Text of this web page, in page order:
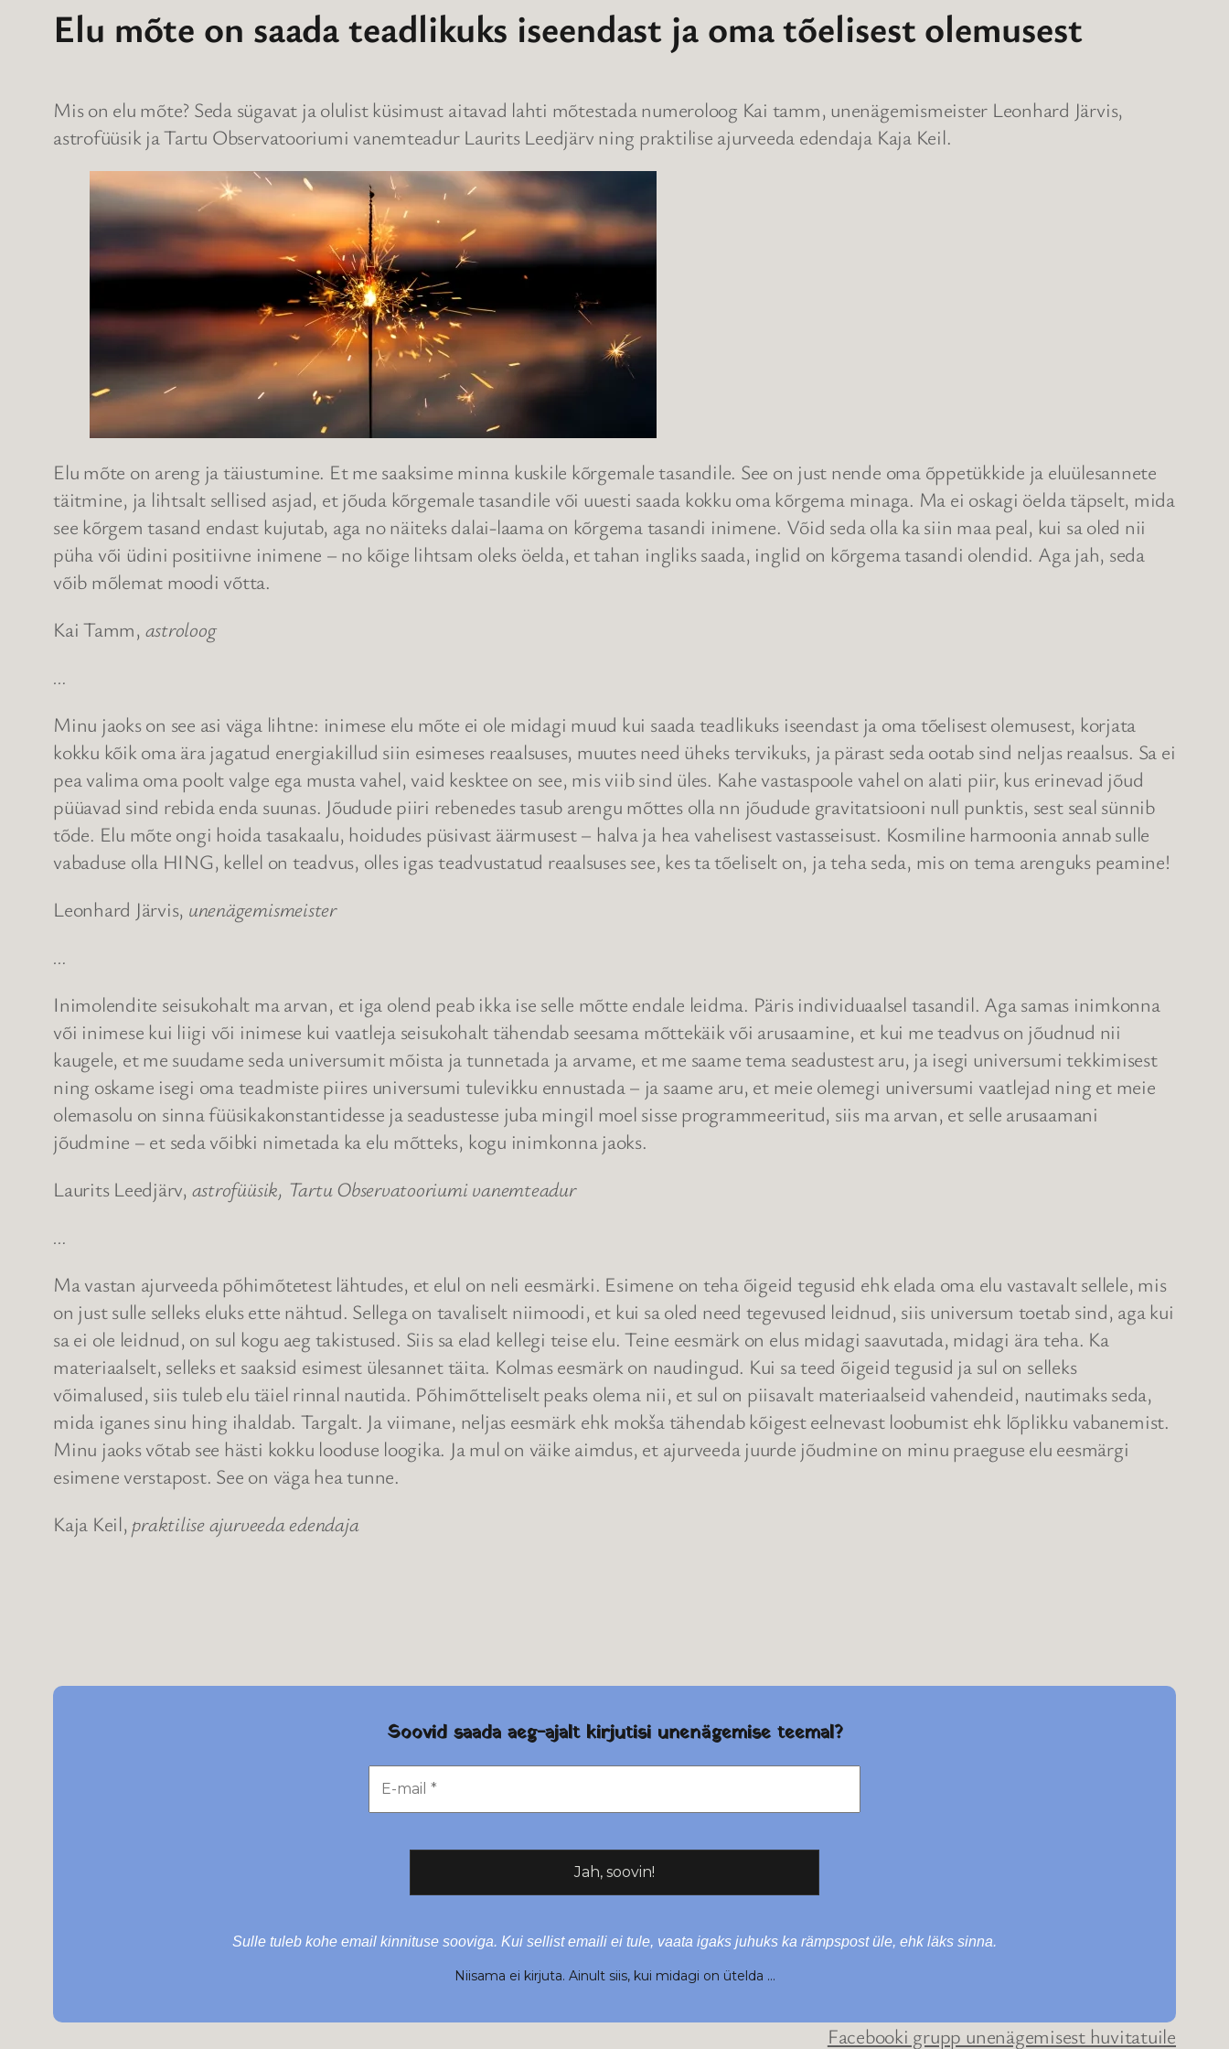
Elu mõte on saada teadlikuks iseendast ja oma tõelisest olemusest
Mis on elu mõte? Seda sügavat ja olulist küsimust aitavad lahti mõtestada numeroloog Kai tamm, unenägemismeister Leonhard Järvis,
astrofüüsik ja Tartu Observatooriumi vanemteadur Laurits Leedjärv ning praktilise ajurveeda edendaja Kaja Keil.
Elu mõte on areng ja täiustumine. Et me saaksime minna kuskile kõrgemale tasandile. See on just nende oma õppetükkide ja eluülesannete
täitmine, ja lihtsalt sellised asjad, et jõuda kõrgemale tasandile või uuesti saada kokku oma kõrgema minaga. Ma ei oskagi öelda täpselt, mida
see kõrgem tasand endast kujutab, aga no näiteks dalai-laama on kõrgema tasandi inimene. Võid seda olla ka siin maa peal, kui sa oled nii
püha või üdini positiivne inimene – no kõige lihtsam oleks öelda, et tahan ingliks saada, inglid on kõrgema tasandi olendid. Aga jah, seda
võib mõlemat moodi võtta.
Kai Tamm, astroloog
…
Minu jaoks on see asi väga lihtne: inimese elu mõte ei ole midagi muud kui saada teadlikuks iseendast ja oma tõelisest olemusest, korjata
kokku kõik oma ära jagatud energiakillud siin esimeses reaalsuses, muutes need üheks tervikuks, ja pärast seda ootab sind neljas reaalsus. Sa ei
pea valima oma poolt valge ega musta vahel, vaid kesktee on see, mis viib sind üles. Kahe vastaspoole vahel on alati piir, kus erinevad jõud
püüavad sind rebida enda suunas. Jõudude piiri rebenedes tasub arengu mõttes olla nn jõudude gravitatsiooni null punktis, sest seal sünnib
tõde. Elu mõte ongi hoida tasakaalu, hoidudes püsivast äärmusest – halva ja hea vahelisest vastasseisust. Kosmiline harmoonia annab sulle
vabaduse olla HING, kellel on teadvus, olles igas teadvustatud reaalsuses see, kes ta tõeliselt on, ja teha seda, mis on tema arenguks peamine!
Leonhard Järvis, unenägemismeister
…
Inimolendite seisukohalt ma arvan, et iga olend peab ikka ise selle mõtte endale leidma. Päris individuaalsel tasandil. Aga samas inimkonna
või inimese kui liigi või inimese kui vaatleja seisukohalt tähendab seesama mõttekäik või arusaamine, et kui me teadvus on jõudnud nii
kaugele, et me suudame seda universumit mõista ja tunnetada ja arvame, et me saame tema seadustest aru, ja isegi universumi tekkimisest
ning oskame isegi oma teadmiste piires universumi tulevikku ennustada – ja saame aru, et meie olemegi universumi vaatlejad ning et meie
olemasolu on sinna füüsikakonstantidesse ja seadustesse juba mingil moel sisse programmeeritud, siis ma arvan, et selle arusaamani
jõudmine – et seda võibki nimetada ka elu mõtteks, kogu inimkonna jaoks.
Laurits Leedjärv, astrofüüsik, Tartu Observatooriumi vanemteadur
…
Ma vastan ajurveeda põhimõtetest lähtudes, et elul on neli eesmärki. Esimene on teha õigeid tegusid ehk elada oma elu vastavalt sellele, mis
on just sulle selleks eluks ette nähtud. Sellega on tavaliselt niimoodi, et kui sa oled need tegevused leidnud, siis universum toetab sind, aga kui
sa ei ole leidnud, on sul kogu aeg takistused. Siis sa elad kellegi teise elu. Teine eesmärk on elus midagi saavutada, midagi ära teha. Ka
materiaalselt, selleks et saaksid esimest ülesannet täita. Kolmas eesmärk on naudingud. Kui sa teed õigeid tegusid ja sul on selleks
võimalused, siis tuleb elu täiel rinnal nautida. Põhimõtteliselt peaks olema nii, et sul on piisavalt materiaalseid vahendeid, nautimaks seda,
mida iganes sinu hing ihaldab. Targalt. Ja viimane, neljas eesmärk ehk mokša tähendab kõigest eelnevast loobumist ehk lõplikku vabanemist.
Minu jaoks võtab see hästi kokku looduse loogika. Ja mul on väike aimdus, et ajurveeda juurde jõudmine on minu praeguse elu eesmärgi
esimene verstapost. See on väga hea tunne.
Kaja Keil, praktilise ajurveeda edendaja
Soovid saada aeg-ajalt kirjutisi unenägemise teemal?
Sulle tuleb kohe email kinnituse sooviga. Kui sellist emaili ei tule, vaata igaks juhuks ka rämpspost üle, ehk läks sinna.
Niisama ei kirjuta. Ainult siis, kui midagi on ütelda …
Facebooki grupp unenägemisest huvitatuile